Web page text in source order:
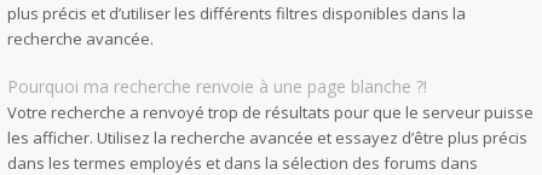
plus précis et d’utiliser les différents filtres disponibles dans la
recherche avancée.
Pourquoi ma recherche renvoie à une page blanche ?!
Votre recherche a renvoyé trop de résultats pour que le serveur puisse
les afficher. Utilisez la recherche avancée et essayez d’être plus précis
dans les termes employés et dans la sélection des forums dans